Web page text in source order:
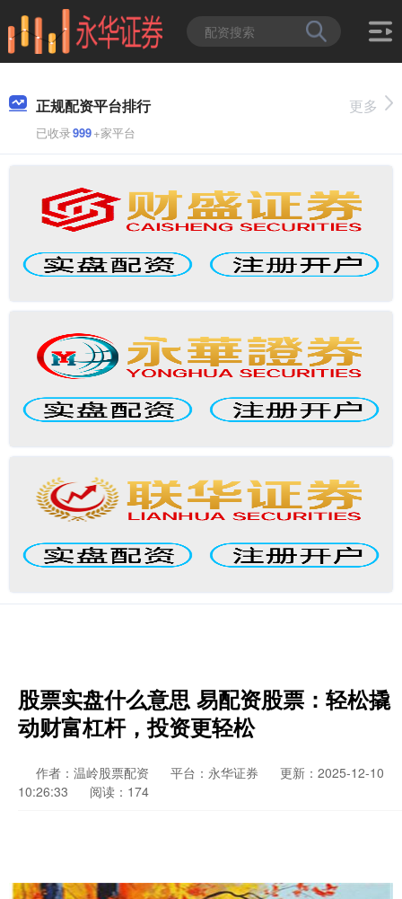
正规配资平台排行
已收录999+家平台
更多
股票实盘什么意思 易配资股票：轻松撬
动财富杠杆，投资更轻松
作者：温岭股票配资 平台：永华证券
更新：2025-12-10
10:26:33
阅读：174